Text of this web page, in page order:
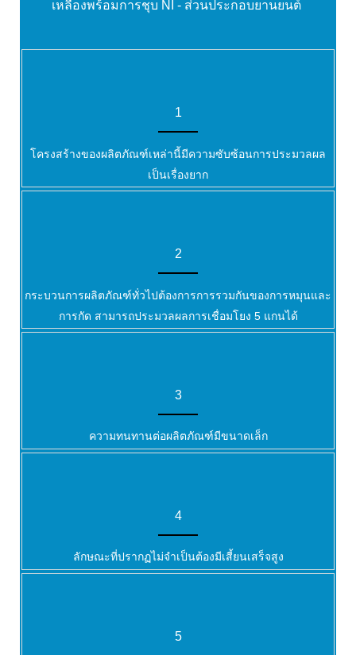
เหลืองพร้อมการชุบ NI - ส่วนประกอบยานยนต์
1
โครงสร้างของผลิตภัณฑ์เหล่านี้มีความซับซ้อนการประมวลผล
เป็นเรื่องยาก
2
กระบวนการผลิตภัณฑ์ทั่วไปต้องการการรวมกันของการหมุนและ
การกัด สามารถประมวลผลการเชื่อมโยง 5 แกนได้
3
ความทนทานต่อผลิตภัณฑ์มีขนาดเล็ก
4
ลักษณะที่ปรากฏไม่จำเป็นต้องมีเสี้ยนเสร็จสูง
5